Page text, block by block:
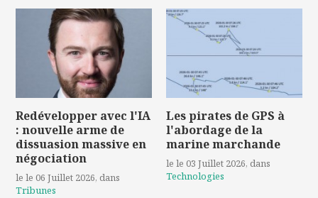
Redévelopper avec l'IA
: nouvelle arme de
dissuasion massive en
négociation
le le 06 Juillet 2026, dans
Tribunes
Les pirates de GPS à
l'abordage de la
marine marchande
le le 03 Juillet 2026, dans
Technologies